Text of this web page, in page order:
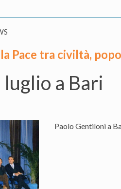
Pace tra civiltà,
luglio a Bari
Paolo Gentiloni a